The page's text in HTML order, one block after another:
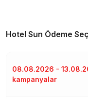
Hotel Sun Ödeme
08.08.2026 -
kampanyalar